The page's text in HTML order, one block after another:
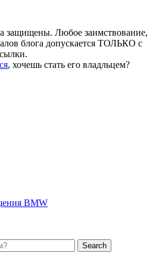
защищены. Любое заимствование,
блога допускается ТОЛЬКО с
, хочешь стать его владльцем?
BMW
Search